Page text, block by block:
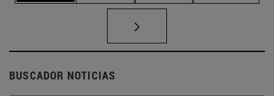
BUSCADOR NOTICIAS